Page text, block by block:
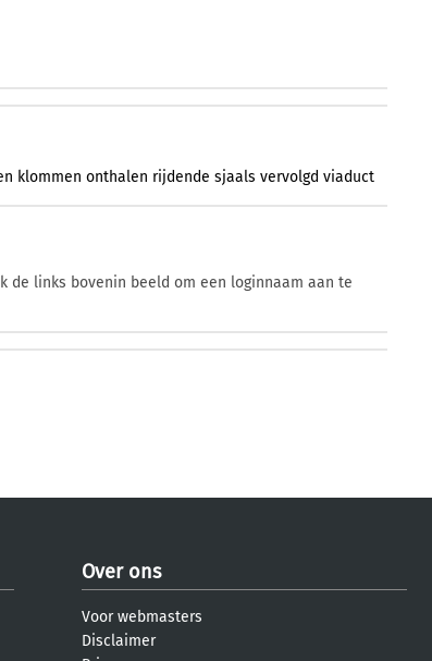
klommen onthalen rijdende sjaals vervolgd viaduct
de links bovenin beeld om een loginnaam aan te
Over ons
Voor webmasters
Disclaimer